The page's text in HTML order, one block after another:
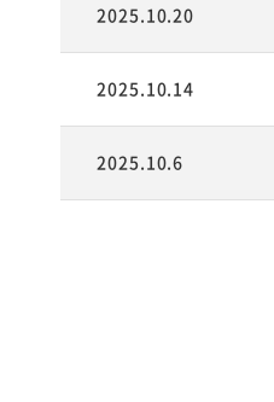
2025.10.20
2025.10.14
2025.10.6